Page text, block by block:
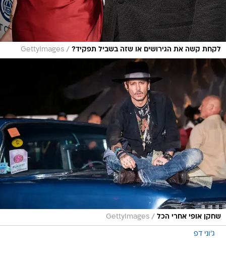
לקחת קשה את הגירושים או שזה בשביל תפקיד? /
GettyImages
שחקן אופי אחרי הכל /
GettyImages
ג'וני דפ